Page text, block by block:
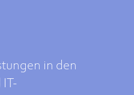
in den